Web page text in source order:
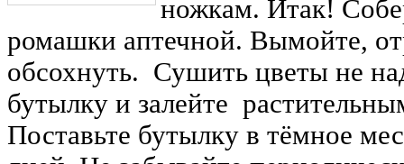
ножкам. Итак!
ромашки аптечной. Вымойте,
обсохнуть. Сушить цветы не
бутылку и залейте
Поставьте бутылку в тёмное